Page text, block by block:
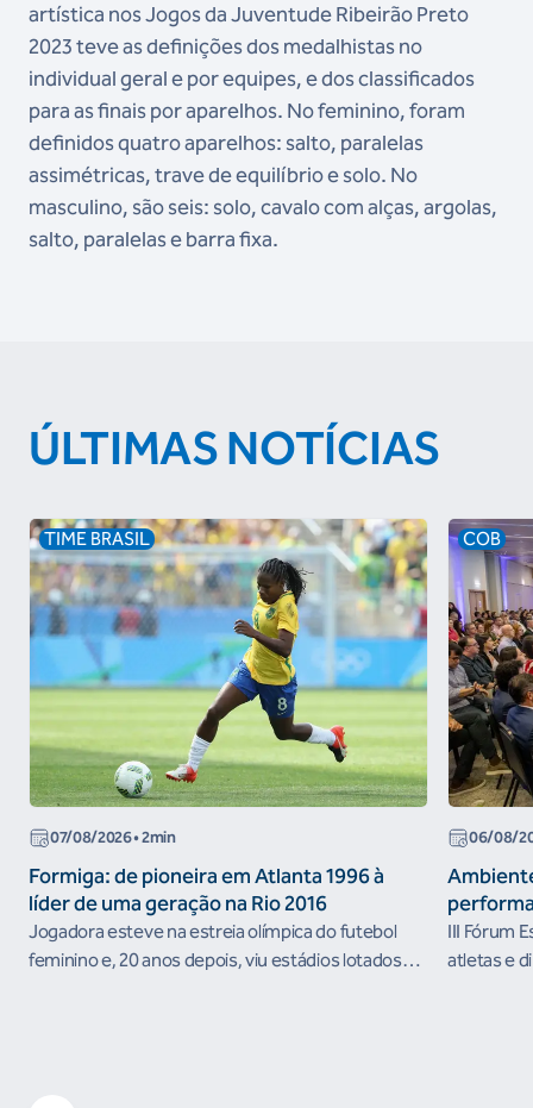
artística nos Jogos da Juventude Ribeirão Preto
2023 teve as definições dos medalhistas no
individual geral e por equipes, e dos classificados
para as finais por aparelhos. No feminino, foram
definidos quatro aparelhos: salto, paralelas
assimétricas, trave de equilíbrio e solo. No
masculino, são seis: solo, cavalo com alças, argolas,
salto, paralelas e barra fixa.
ÚLTIMAS NOTÍCIAS
TIME BRASIL
07/08/2026• 2min
Formiga: de pioneira em Atlanta 1996 à
líder de uma geração na Rio 2016
Jogadora esteve na estreia olímpica do futebol
feminino e, 20 anos depois, viu estádios lotados
COB
06/08/
III Fórum
atletas e